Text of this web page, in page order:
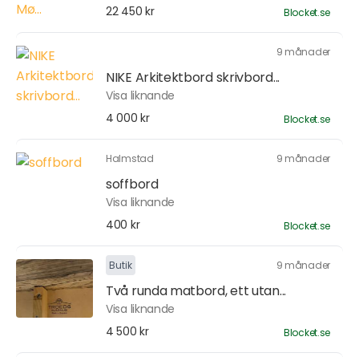
22 450 kr
Blocket.se
9 månader
NIKE Arkitektbord skrivbord...
Visa liknande
4 000 kr
Blocket.se
Halmstad 9 månader
soffbord
Visa liknande
400 kr
Blocket.se
Butik 9 månader
Två runda matbord, ett utan...
Visa liknande
4 500 kr
Blocket.se